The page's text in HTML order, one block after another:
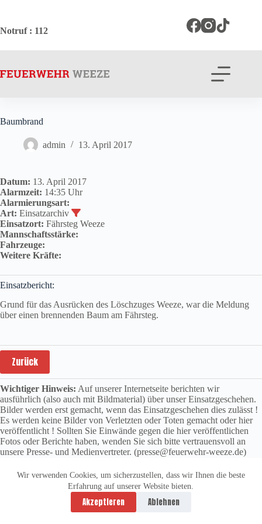
springen
Wir verwenden Cookies, um sicherzustellen, dass wir Ihnen die beste
Erfahrung auf unserer Website bieten.
Akzeptieren Ablehnen
Notruf: 112
Baumbrand
admin 13. April 2017
Datum: 13. April 2017
Alarmzeit: 14:35 Uhr
Alarmierungsart:
Art: Einsatzarchiv
Einsatzort: Fährsteg Weeze
Mannschaftsstärke:
Fahrzeuge:
Weitere Kräfte:
Einsatzbericht:
Grund für das Ausrücken des Löschzuges Weeze, war die Meldung
über einen brennenden Baum am Fährsteg.
Zurück
Wichtiger Hinweis: Auf unserer Internetseite berichten wir
ausführlich (also auch mit Bildmaterial) über unser Einsatzgeschehen.
Bilder werden erst gemacht, wenn das Einsatzgeschehen dies zulässt !
Es werden keine Bilder von Verletzten oder Toten gemacht oder hier
veröffentlicht ! Sollten Sie Einwände gegen die hier veröffentlichen
Fotos oder Berichte haben, wenden Sie sich bitte vertrauensvoll an
unsere Presse- und Medienvertreter. (presse@feuerwehr-weeze.de)
Datenschutzerklärung
Impressum
Copyright © 2026 -
vitolution